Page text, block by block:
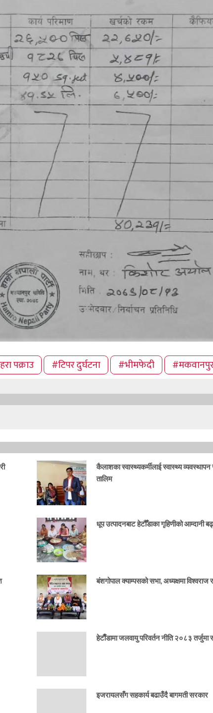
पक्राउ #टिपर दुर्घटना #भीमफेदी
कैलाशका स्वास्थ्यकर्मीलाई स्वास्थ्य
तालिम
धूप उत्पादनबाट हेटौँडाका गृहिणीको आम्दानी
बंशगोपाल क्याम्पसको सभा, अध्यक्षमा विश्वराज
हेटाैँडामा जलवायु परिवर्तन नीति २०८३ तर्जुमा
इजरायलसँग सहकार्य बढाउँदै बागमती सरकार